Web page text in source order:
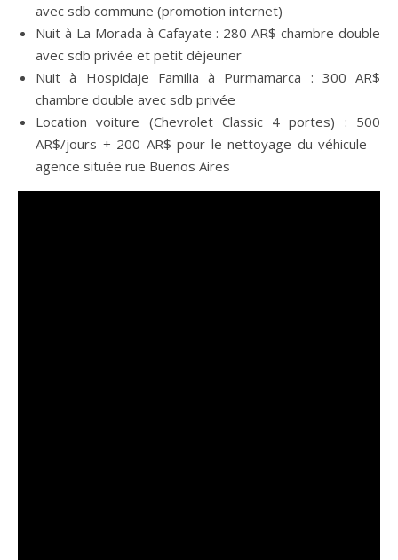
avec sdb commune (promotion internet)
Nuit à La Morada à Cafayate : 280 AR$ chambre double
avec sdb privée et petit dèjeuner
Nuit à Hospidaje Familia à Purmamarca : 300 AR$
chambre double avec sdb privée
Location voiture (Chevrolet Classic 4 portes) : 500
AR$/jours + 200 AR$ pour le nettoyage du véhicule –
agence située rue Buenos Aires